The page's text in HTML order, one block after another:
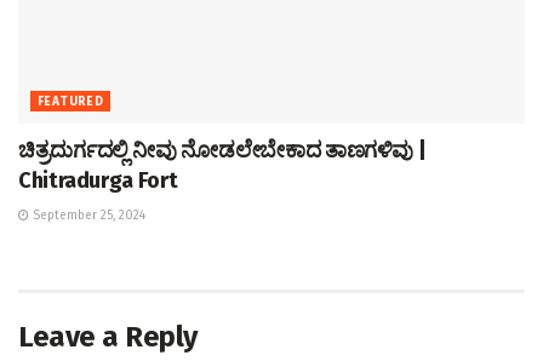
FEATURED
ಚಿತ್ರದುರ್ಗದಲ್ಲಿ ನೀವು ನೋಡಲೇಬೇಕಾದ ತಾಣಗಳಿವು |
Chitradurga Fort
September 25, 2024
Leave a Reply